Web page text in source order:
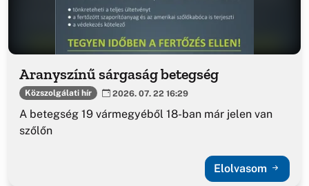
Aranyszínű sárgaság betegség
Közszolgálati hír 2026. 07. 22 16:29
A betegség 19 vármegyéből 18-ban már jelen van
szőlőn
Elolvasom